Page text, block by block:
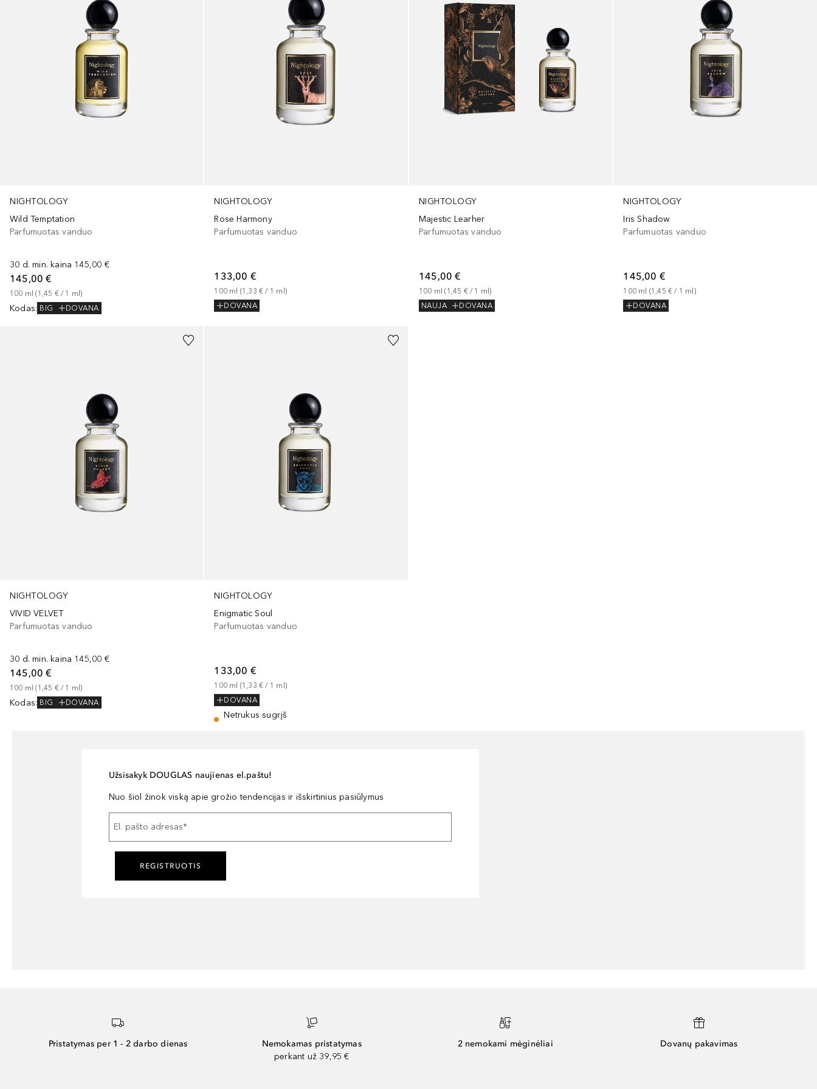
NIGHTOLOGY
Wild Temptation
Parfumuotas vanduo
30 d. min. kaina 145,00 €
145,00 €
100 ml (1,45 € / 1 ml)
Kodas: BIG DOVANA
NIGHTOLOGY
Rose Harmony
Parfumuotas vanduo
133,00 €
100 ml (1,33 € / 1 ml )
DOVANA
NIGHTOLOGY
Majestic Learher
Parfumuotas vanduo
145,00 €
100 ml (1,45 € / 1 ml)
NAUJA
DOVANA
NIGHTOLOGY
Iris Shadow
Parfumuotas vanduo
145,00 €
100 ml (1,45 € / 1 ml)
DOVANA
NIGHTOLOGY
VIVID VELVET
Parfumuotas vanduo
30 d. min. kaina 145,00 €
145,00 €
100 ml (1,45 € / 1 ml)
Kodas: BIG DOVANA
NIGHTOLOGY
Enigmatic Soul
Parfumuotas vanduo
133,00 €
100 ml (1,33 € / 1 ml)
DOVANA
Netrukus sugrįš
Užsisakyk DOUGLAS naujienas el.paštu!
Nuo šiol žinok viską apie grožio tendencijas ir išskirtinius pasiūlymus
El. pašto adresas*
REGISTRUOTIS
Pristatymas per 1 - 2 darbo dienas
Nemokamas pristatymas
perkant už 39,95 €
2 nemokami mėginėliai Dovanų pakavimas